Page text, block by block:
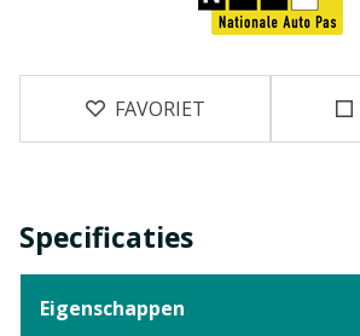
FAVORIET
Specificaties
Eigenschappen